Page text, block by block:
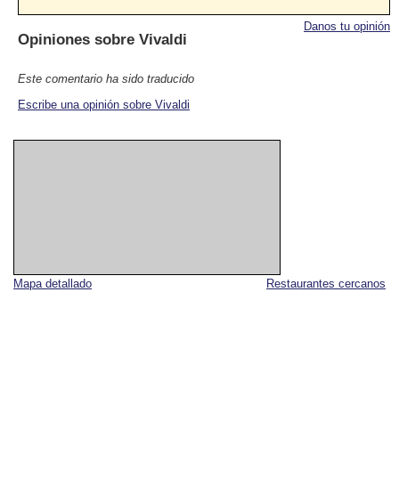
Restaurantes cercanos
Mapa detallado
Danos tu opinión
Opiniones sobre Vivaldi
Este comentario ha sido traducido
Escribe una opinión sobre Vivaldi